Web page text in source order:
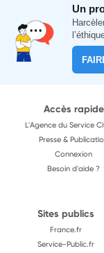
Un
Accès rapide
L'Agence du Service
Presse &
Connexion
Besoin d'aide ?
Sites publics
France.fr
Service-Public.fr